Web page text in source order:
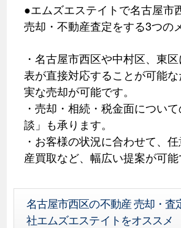
●エムズエステイトで名古屋市
売却・不動産査定をする3つの
・名古屋市西区や中村区、東
表が直接対応することが可能
実な売却が可能です。
・売却・相続・税金面につい
談」も承ります。
・お客様の状況に合わせて、
産買取など、幅広い提案が可能
名古屋市西区の不動産 売却・査
社エムズエステイトをオススメ